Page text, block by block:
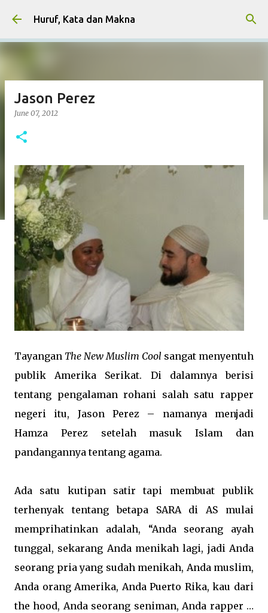
Skip to main content
Huruf, Kata dan Makna
Jason Perez
June 07, 2012
Tayangan The New Muslim Cool sangat menyentuh
publik Amerika Serikat. Di dalamnya berisi
tentang pengalaman rohani salah satu rapper
negeri itu, Jason Perez – namanya menjadi
Hamza Perez setelah masuk Islam dan
pandangannya tentang agama.
Ada satu kutipan satir tapi membuat publik
terhenyak tentang betapa SARA di AS mulai
memprihatinkan adalah, “Anda seorang ayah
tunggal, sekarang Anda menikah lagi, jadi Anda
seorang pria yang sudah menikah, Anda muslim,
Anda orang Amerika, Anda Puerto Rika, kau dari
the hood, Anda seorang seniman, Anda rapper …